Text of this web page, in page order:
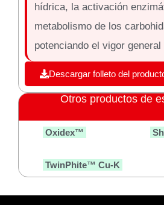
Otros productos de
Oxidex™
TwinPhite™ Cu-K
hídrica, la activación
metabolismo de los
potenciando el vigor
Descargar folleto del